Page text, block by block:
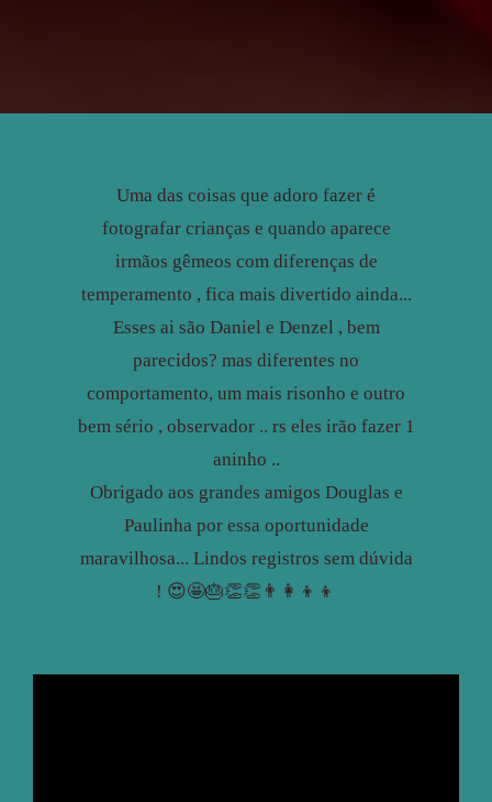
Uma das coisas que adoro fazer é
fotografar crianças e quando aparece
irmãos gêmeos com diferenças de
temperamento , fica mais divertido ainda...
Esses ai são Daniel e Denzel , bem
parecidos? mas diferentes no
comportamento, um mais risonho e outro
bem sério , observador .. rs eles irão fazer 1
aninho ..
Obrigado aos grandes amigos Douglas e
Paulinha por essa oportunidade
maravilhosa... Lindos registros sem dúvida
! 😍🤩🎂👏👏👨‍👩‍👦‍👦